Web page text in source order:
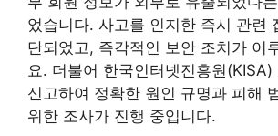
었습니다. 사고를 인지한 즉시 관련
단되었고, 즉각적인 보안 조치가 이
요. 더불어 한국인터넷진흥원(KISA)
신고하여 정확한 원인 규명과 피해
위한 조사가 진행 중입니다.